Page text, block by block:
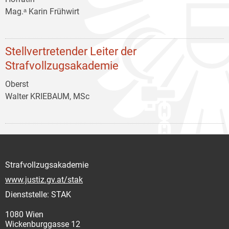
Mag.ᵃ Karin Frühwirt
Stellvertretender Leiter der
Strafvollzugsakademie
Oberst
Walter KRIEBAUM, MSc
Strafvollzugsakademie
www.justiz.gv.at/stak
Dienststelle: STAK
1080 Wien
Wickenburggasse 12